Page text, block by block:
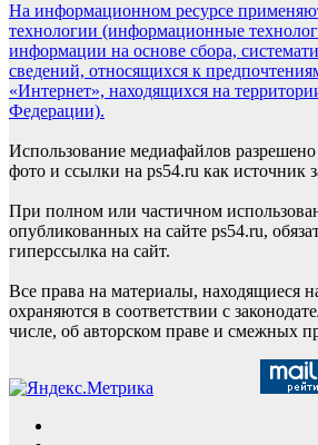
На информационном ресурсе
технологии (информационные
информации на основе сбора,
сведений, относящихся к
«Интернет», находящихся на
Федерации).
Использование медиафайлов
фото и ссылки на ps54.ru как источник
При полном или частичном
опубликованных на сайте ps54.ru,
гиперссылка на сайт.
Все права на материалы, находящиеся
охраняются в соответствии с
числе, об авторском праве и смежных